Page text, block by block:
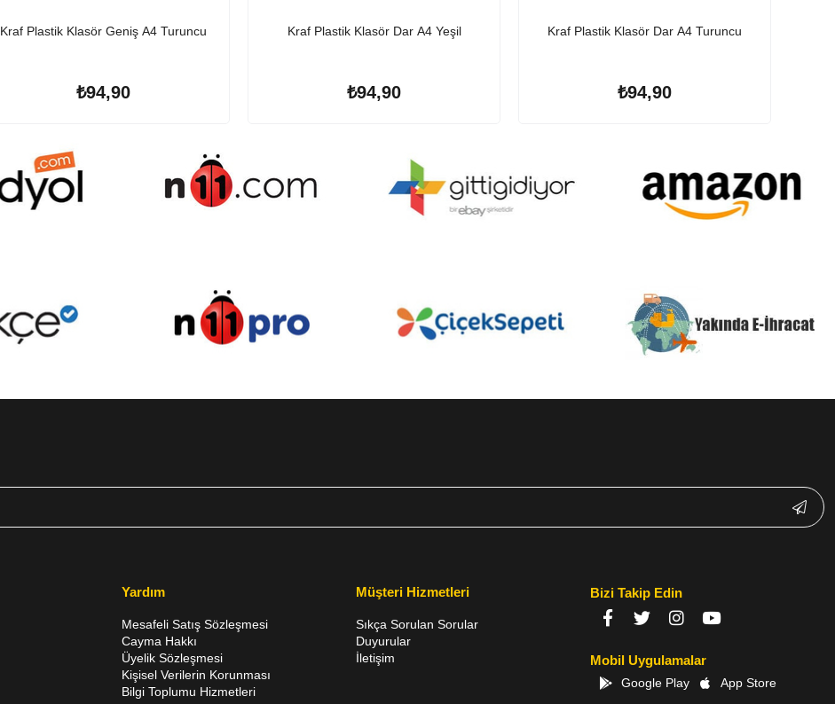
Kraf Plastik Klasör Geniş A4 Turuncu
₺94,90
Kraf Plastik Klasör Dar A4 Yeşil
₺94,90
Kraf Plastik Klasör Dar A4 Turuncu
₺94,90
Yardım
Mesafeli Satış Sözleşmesi
Cayma Hakkı
Üyelik Sözleşmesi
Kişisel Verilerin Korunması
Bilgi Toplumu Hizmetleri
Müşteri Hizmetleri
Sıkça Sorulan Sorular
Duyurular
İletişim
Bizi Takip Edin
Mobil Uygulamalar
Google Play App Store